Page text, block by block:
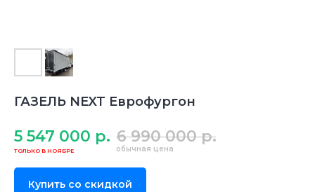
ГАЗЕЛЬ NEXT Еврофургон
5 547 000 р. 6 990 000 р.
Купить со скидкой